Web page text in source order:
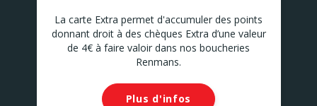
La carte Extra permet d'accumuler des points
donnant droit à des chèques Extra d’une valeur
de 4€ à faire valoir dans nos boucheries
Renmans.
Plus d'infos